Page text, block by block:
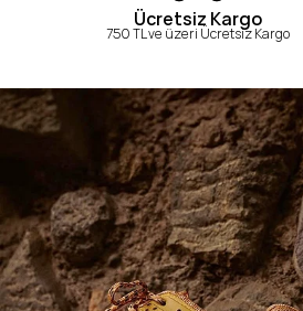
Ücretsiz Kargo
750 TL ve üzeri Ücretsiz Kargo